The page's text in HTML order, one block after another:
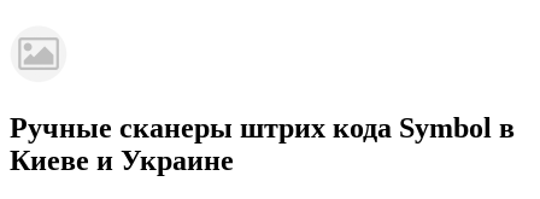
Ручные сканеры штрих кода Symbol в
Киеве и Украине